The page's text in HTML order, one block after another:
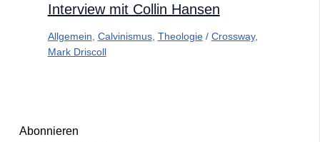
Interview mit Collin Hansen
Allgemein Calvinismus, Theologie/ Crossway,
Mark Driscoll
Abonnieren